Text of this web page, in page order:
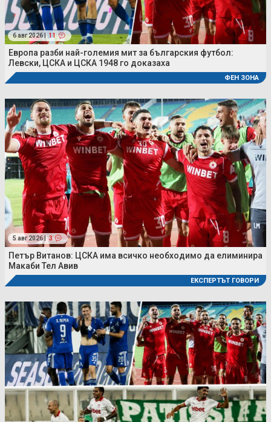
6 авг 2026 | 11
Европа разби най-големия мит за българския футбол:
Левски, ЦСКА и ЦСКА 1948 го доказаха
ФЕН ЗОНА
5 авг 2026 | 3
Петър Витанов: ЦСКА има всичко необходимо да елиминира
Макаби Тел Авив
ЕКСПЕРТЪТ ГОВОРИ